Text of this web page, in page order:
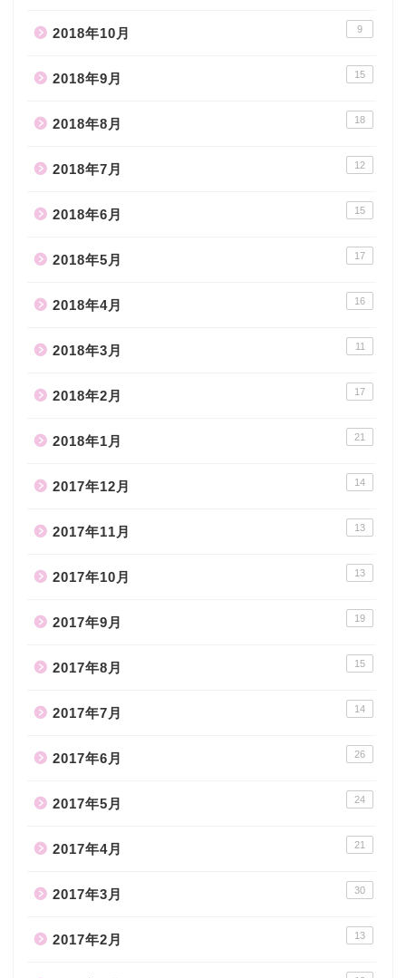
2018年10月 9
2018年9月 15
2018年8月 18
2018年7月 12
2018年6月 15
2018年5月 17
2018年4月 16
2018年3月 11
2018年2月 17
2018年1月 21
2017年12月 14
2017年11月 13
2017年10月 13
2017年9月 19
2017年8月 15
2017年7月 14
2017年6月 26
2017年5月 24
2017年4月 21
2017年3月 30
2017年2月 13